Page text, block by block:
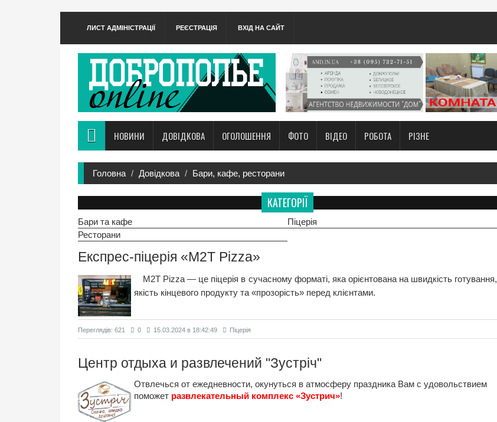
ЛИСТ АДМІНІСТРАЦІЇ РЕЄСТРАЦІЯ ВХІД НА САЙТ
НОВИНИ ДОВІДКОВА ОГОЛОШЕННЯ ФОТО ВІДЕО РОБОТА РІЗНЕ
Головна Довідкова Бари, кафе, ресторани
КАТЕГОРІЇ
Бари та кафе
Піцерія
Ресторани
Експрес-піцерія «M2T Pizza»
M2T Pizza — це піцерія в сучасному форматі, яка орієнтована на швидкість готування,
якість кінцевого продукту та «прозорість» перед клієнтами.
Переглядiв: 621 0 15.03.2024 в 18:42:49 Піцерія
Центр отдыха и развлечений "Зустріч"
Отвлечься от ежедневности, окунуться в атмосферу праздника Вам с удовольствием
поможет развлекательный комплекс «Зустрич»!